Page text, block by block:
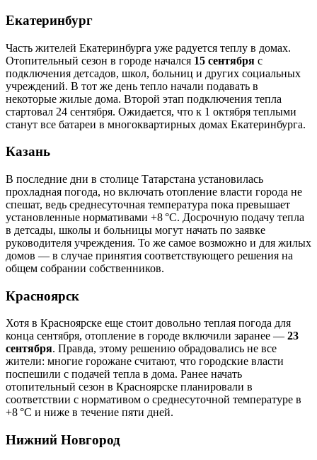
Екатеринбург
Часть жителей Екатеринбурга уже радуется теплу в домах.
Отопительный сезон в городе начался 15 сентября с
подключения детсадов, школ, больниц и других социальных
учреждений. В тот же день тепло начали подавать в
некоторые жилые дома. Второй этап подключения тепла
стартовал 24 сентября. Ожидается, что к 1 октября теплыми
станут все батареи в многоквартирных домах Екатеринбурга.
Казань
В последние дни в столице Татарстана установилась
прохладная погода, но включать отопление власти города не
спешат, ведь среднесуточная температура пока превышает
установленные нормативами +8 °C. Досрочную подачу тепла
в детсады, школы и больницы могут начать по заявке
руководителя учреждения. То же самое возможно и для жилых
домов — в случае принятия соответствующего решения на
общем собрании собственников.
Красноярск
Хотя в Красноярске еще стоит довольно теплая погода для
конца сентября, отопление в городе включили заранее — 23
сентября. Правда, этому решению обрадовались не все
жители: многие горожане считают, что городские власти
поспешили с подачей тепла в дома. Ранее начать
отопительный сезон в Красноярске планировали в
соответствии с нормативом о среднесуточной температуре в
+8 °C и ниже в течение пяти дней.
Нижний Новгород